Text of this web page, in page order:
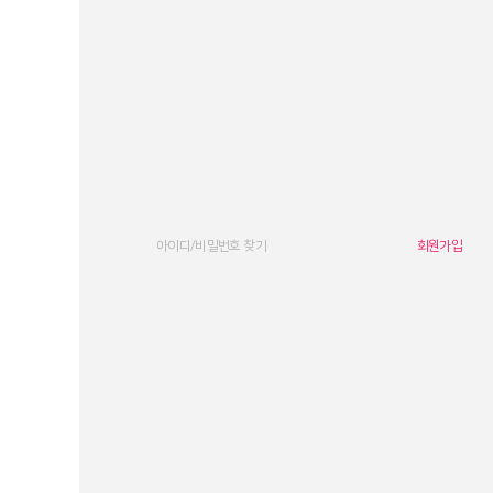
아이디/비밀번호 찾기 회원가입